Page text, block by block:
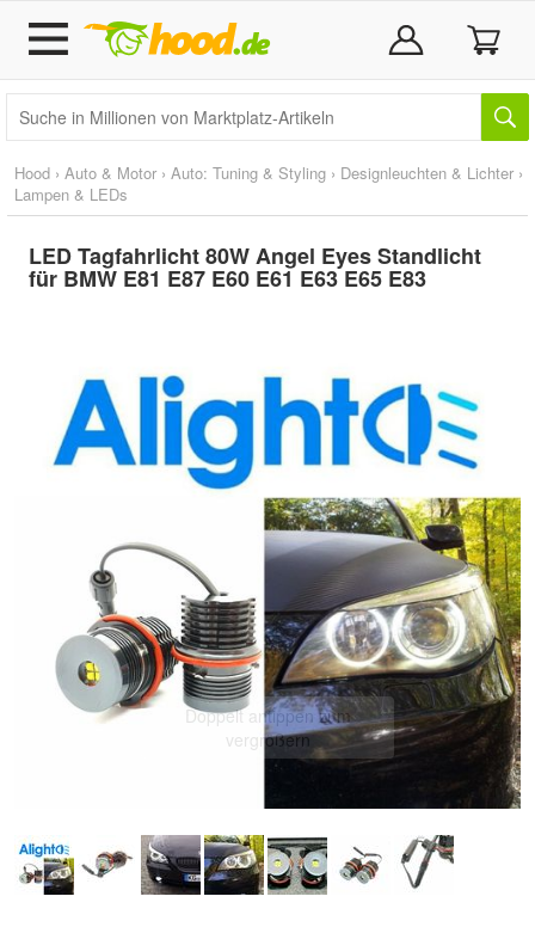
Hood › Auto & Motor › Auto: Tuning & Styling › Designleuchten & Lichter ›
Lampen & LEDs
LED Tagfahrlicht 80W Angel Eyes Standlicht
für BMW E81 E87 E60 E61 E63 E65 E83
Doppelt antippen zum
vergrößern